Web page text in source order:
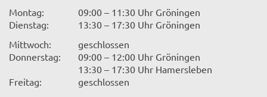
Montag:
09:00 – 11:30 Uhr Gröningen
Dienstag:
13:30 – 17:30 Uhr Gröningen
Mittwoch:
geschlossen
Donnerstag:
09:00 – 12:00 Uhr Gröningen
13:30 – 17:30 Uhr Hamersleben
Freitag:
geschlossen